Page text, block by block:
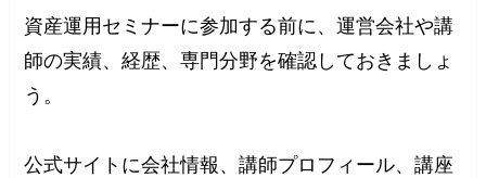
資産運用セミナーに参加する前に、運営会社や講
師の実績、経歴、専門分野を確認しておきましょ
う。
公式サイトに会社情報、講師プロフィール、講座